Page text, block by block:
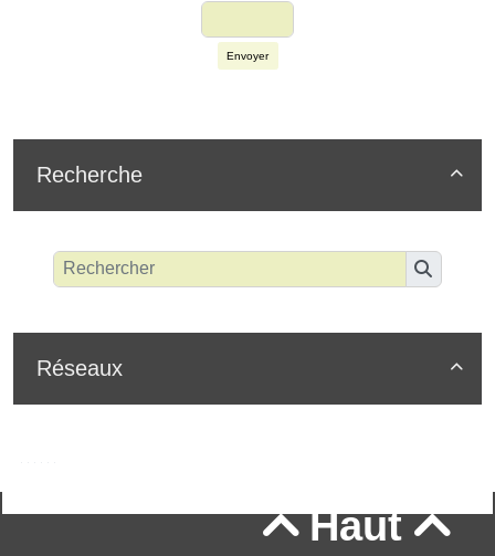
Envoyer

Recherche

Réseaux
Haut